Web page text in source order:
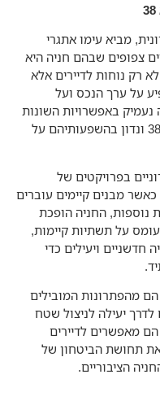
מביא עימו אתגרי
צפופים שבהם חניה היא
רק נוחות לדיירים אלא
על ערך הנכס ועל
באפשרויות השונות
לפתרונות חניה בפרויקטים של תמ"א 38 ונדון בהשפעותיהם על
בפרויקטים של
עירונית במסגרת תמ"א 38, כאשר מבנים קיימים עוברים
נוספות, החניה הופכת
עומס על תשתיות קיימות,
חדשניים ויעילים כדי
הם מהפתרונות המובילים
והם נחשבים לדרך יעילה לניצול שטח
מאפשרים לדיירים
את תחושת הביטחון של
הציבוריים.